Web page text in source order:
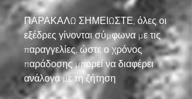
ΠΑΡΑΚΑΛΩ ΣΗΜΕΙΩΣΤΕ, όλες οι
εξέδρες γίνονται σύμφωνα με τις
παραγγελίες, ώστε ο χρόνος
παράδοσης μπορεί να διαφέρει
ανάλογα με τη ζήτηση